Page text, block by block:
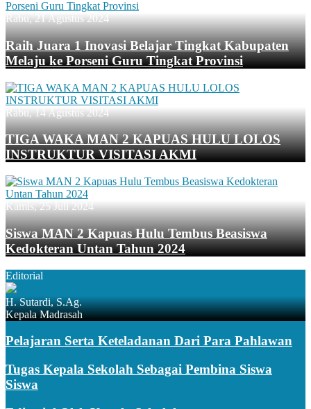
Rabu, 21 Agustus 2024
Raih Juara 1 Inovasi Belajar Tingkat Kabupaten
Melaju ke Porseni Guru Tingkat Provinsi
Rabu, 14 Agustus 2024
TIGA WAKA MAN 2 KAPUAS HULU LOLOS
INSTRUKTUR VISITASI AKMI
Kamis, 25 Juli 2024
Siswa MAN 2 Kapuas Hulu Tembus Beasiswa
Kedokteran Untan Tahun 2024
Editorial
H. Sutardi, S.Ag.
Kepala Madrasah
Pelajaran Serta Keteladanan Dari Para Pahlawan
Tugas Kepala Sekolah Sebagai Pembina Siswa
Siswa